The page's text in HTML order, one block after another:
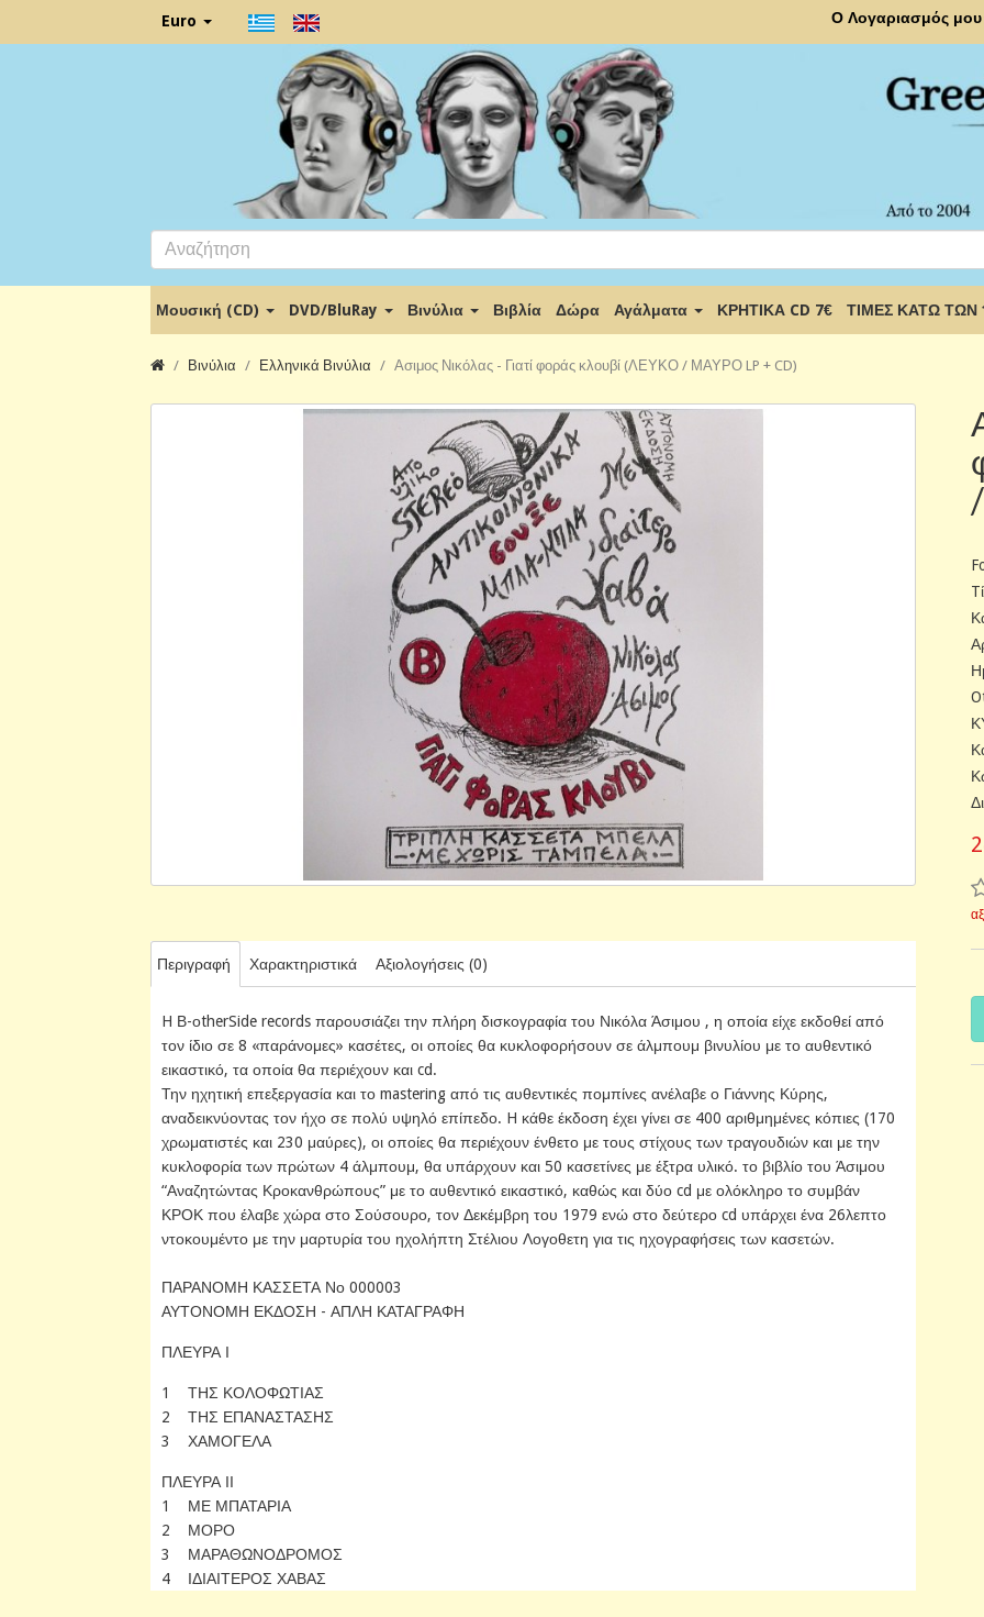
Euro Ο Λογαριασμός μου
Μουσική (CD) DVD/BluRay Βινύλια Βιβλία Δώρα Αγάλματα ΚΡΗΤΙΚΑ CD 7€ ΤΙΜΕΣ ΚΑΤΩ ΤΩΝ
Βινύλια Ελληνικά Βινύλια Ασιμος Νικόλας - Γιατί φοράς κλουβί (ΛΕΥΚΟ / ΜΑΥΡΟ LP + CD)
Περιγραφή Χαρακτηριστικά Αξιολογήσεις (0)
H Β-οtherSide records παρουσιάζει την πλήρη δισκογραφία του Νικόλα Άσιμου , η οποία είχε εκδοθεί από
τον ίδιο σε 8 «παράνομες» κασέτες, οι οποίες θα κυκλοφορήσουν σε άλμπουμ βινυλίου με το αυθεντικό
εικαστικό, τα οποία θα περιέχουν και cd.
Την ηχητική επεξεργασία και το mastering από τις αυθεντικές πομπίνες ανέλαβε ο Γιάννης Κύρης,
αναδεικνύοντας τον ήχο σε πολύ υψηλό επίπεδο. H κάθε έκδοση έχει γίνει σε 400 αριθμημένες κόπιες (170
χρωματιστές και 230 μαύρες), οι οποίες θα περιέχουν ένθετο με τους στίχους των τραγουδιών και με την
κυκλοφορία των πρώτων 4 άλμπουμ, θα υπάρχουν και 50 κασετίνες με έξτρα υλικό. το βιβλίο του Άσιμου
“Αναζητώντας Κροκανθρώπους” με το αυθεντικό εικαστικό, καθώς και δύο cd με ολόκληρο το συμβάν
ΚΡΟΚ που έλαβε χώρα στο Σούσουρο, τον Δεκέμβρη του 1979 ενώ στο δεύτερο cd υπάρχει ένα 26λεπτο
ντοκουμέντο με την μαρτυρία του ηχολήπτη Στέλιου Λογοθετη για τις ηχογραφήσεις των κασετών.
ΠΑΡΑΝΟΜΗ ΚΑΣΣΕΤΑ Νο 000003
ΑΥΤΟΝΟΜΗ ΕΚΔΟΣΗ - ΑΠΛΗ ΚΑΤΑΓΡΑΦΗ
ΠΛΕΥΡΑ Ι
1 ΤΗΣ ΚΟΛΟΦΩΤΙΑΣ
2 ΤΗΣ ΕΠΑΝΑΣΤΑΣΗΣ
3 ΧΑΜΟΓΕΛΑ
ΠΛΕΥΡΑ ΙΙ
1 ΜΕ ΜΠΑΤΑΡΙΑ
2 ΜΟΡΟ
3 ΜΑΡΑΘΩΝΟΔΡΟΜΟΣ
4 ΙΔΙΑΙΤΕΡΟΣ ΧΑΒΑΣ